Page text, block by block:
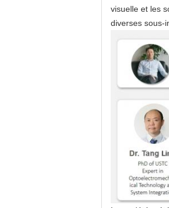
visuelle et les
diverses sous-